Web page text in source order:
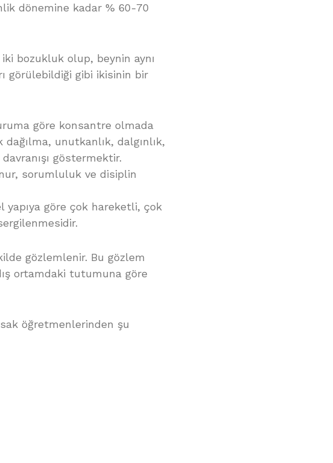
dönemine kadar % 60-70
bozukluk olup, beynin aynı
görülebildiği gibi ikisinin bir
göre konsantre olmada
unutkanlık, dalgınlık,
göstermektir.
sorumluluk ve disiplin
yapıya göre çok hareketli, çok
gözlemlenir. Bu gözlem
ortamdaki tutumuna göre
öğretmenlerinden şu